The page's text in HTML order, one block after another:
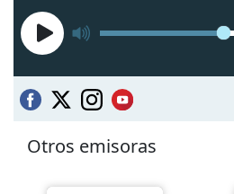
Otros emisoras